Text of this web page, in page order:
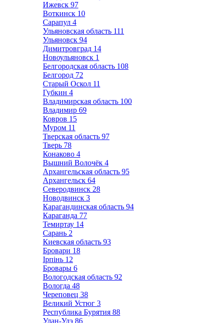
Ижевск 97
Воткинск 10
Сарапул 4
Ульяновская область 111
Ульяновск 94
Димитровград 14
Новоульяновск 1
Белгородская область 108
Белгород 72
Старый Оскол 11
Губкин 4
Владимирская область 100
Владимир 69
Ковров 15
Муром 11
Тверская область 97
Тверь 78
Конаково 4
Вышний Волочёк 4
Архангельская область 95
Архангельск 64
Северодвинск 28
Новодвинск 3
Карагандинская область 94
Караганда 77
Темиртау 14
Сарань 2
Киевская область 93
Бровари 18
Ірпінь 12
Бровары 6
Вологодская область 92
Вологда 48
Череповец 38
Великий Устюг 3
Республика Бурятия 88
Улан-Удэ 86